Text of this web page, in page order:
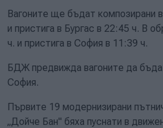
Вагоните ще бъдат композирани
и пристига в Бургас в 22:45 ч. В
ч. и пристига в София в 11:39 ч.
БДЖ предвижда вагоните да
София.
Първите 19 модернизирани
„Дойче Бан" бяха пуснати в